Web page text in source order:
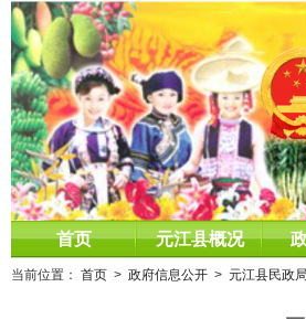
首页 元江县概况
当前位置： 首页 > 政府信息公开 > 元江县民政局